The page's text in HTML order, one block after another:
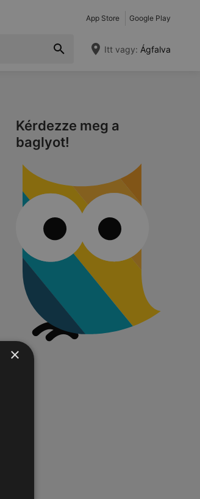
App Store Google Play
Itt vagy: Ágfalva
Kérdezze meg a
baglyot!
×